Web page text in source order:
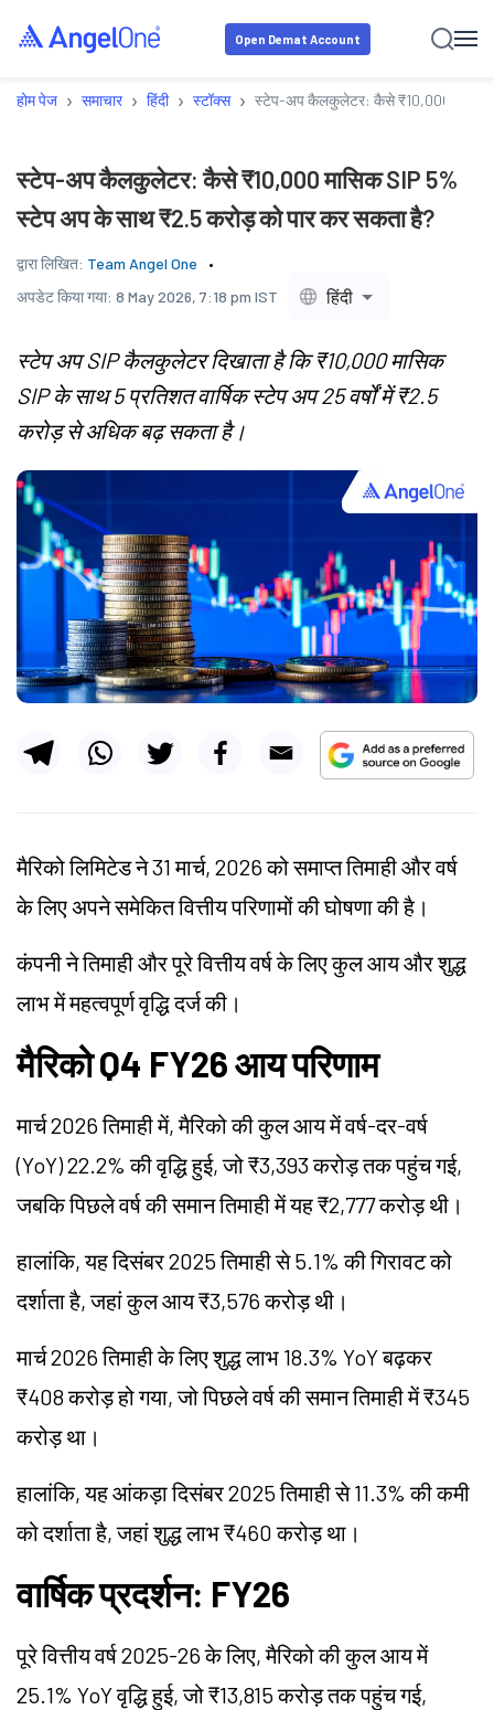
Open Demat Account
होम पेज › समाचार › हिंदी › स्टॉक्स › स्टेप-अप कैलकुलेटर: कैसे ₹10,000 मासिक
स्टेप-अप कैलकुलेटर: कैसे ₹10,000 मासिक SIP 5%
स्टेप अप के साथ ₹2.5 करोड़ को पार कर सकता है?
द्वारा लिखित: Team Angel One
अपडेट किया गया: 8 May 2026, 7:18 pm IST हिंदी
स्टेप अप SIP कैलकुलेटर दिखाता है कि ₹10,000 मासिक
SIP के साथ 5 प्रतिशत वार्षिक स्टेप अप 25 वर्षों में ₹2.5
करोड़ से अधिक बढ़ सकता है।
मैरिको लिमिटेड ने 31 मार्च, 2026 को समाप्त तिमाही और वर्ष
के लिए अपने समेकित वित्तीय परिणामों की घोषणा की है।
कंपनी ने तिमाही और पूरे वित्तीय वर्ष के लिए कुल आय और शुद्ध
लाभ में महत्वपूर्ण वृद्धि दर्ज की।
मैरिको Q4 FY26 आय परिणाम
मार्च 2026 तिमाही में, मैरिको की कुल आय में वर्ष-दर-वर्ष
(YoY) 22.2% की वृद्धि हुई, जो ₹3,393 करोड़ तक पहुंच गई,
जबकि पिछले वर्ष की समान तिमाही में यह ₹2,777 करोड़ थी।
हालांकि, यह दिसंबर 2025 तिमाही से 5.1% की गिरावट को
दर्शाता है, जहां कुल आय ₹3,576 करोड़ थी।
मार्च 2026 तिमाही के लिए शुद्ध लाभ 18.3% YoY बढ़कर
₹408 करोड़ हो गया, जो पिछले वर्ष की समान तिमाही में ₹345
करोड़ था।
हालांकि, यह आंकड़ा दिसंबर 2025 तिमाही से 11.3% की कमी
को दर्शाता है, जहां शुद्ध लाभ ₹460 करोड़ था।
वार्षिक प्रदर्शन: FY26
पूरे वित्तीय वर्ष 2025-26 के लिए, मैरिको की कुल आय में
25.1% YoY वृद्धि हुई, जो ₹13,815 करोड़ तक पहुंच गई,